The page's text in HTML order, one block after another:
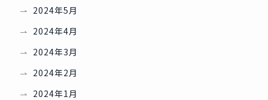
2024年5月
2024年4月
2024年3月
2024年2月
2024年1月